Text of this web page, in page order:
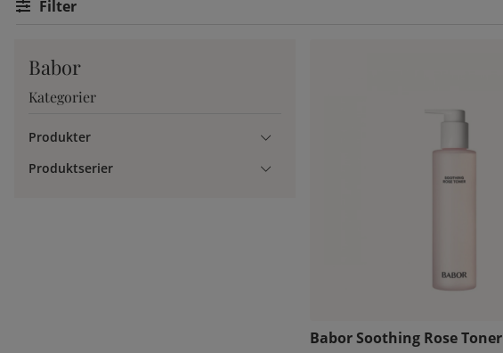
Filtrera
Babor
Kategorier
Produkter
Produktserier
Babor Soothing Rose Toner